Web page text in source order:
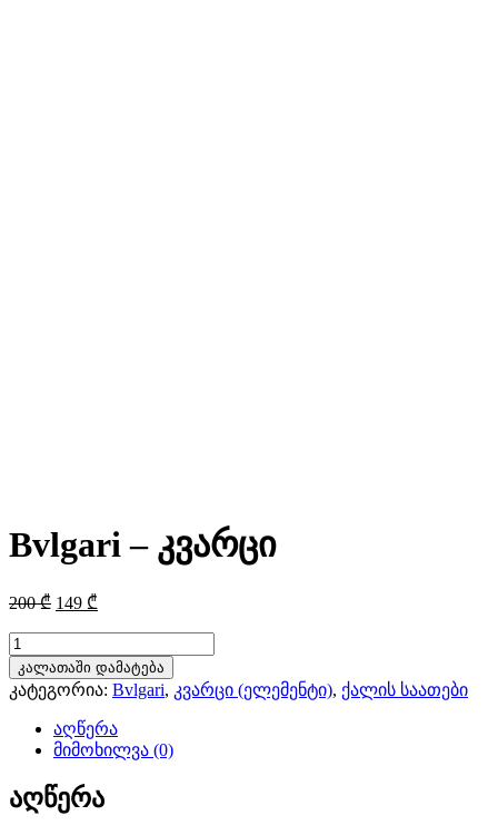
Bvlgari – კვარცი
200₾ Original
was:
200 ₾.
149 ₾
is:
149 ₾.
რაოდენობა:
Bvlgari
-
კვარცი
კალათაში დამატება
კატეგორია: Bvlgari, კვარცი (ელემენტი), ქალის საათები
აღწერა
მიმოხილვა (0)
აღწერა